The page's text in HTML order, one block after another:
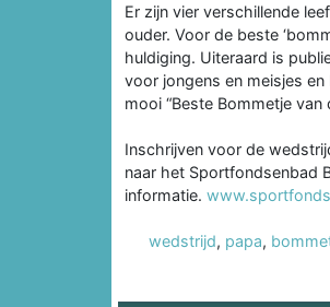
Er zijn vier verschillende
ouder. Voor de beste
huldiging. Uiteraard is
voor jongens en meisjes
mooi “Beste Bommetje
Inschrijven voor de
naar het Sportfondsenbad
informatie.
wedstrijd, papa,